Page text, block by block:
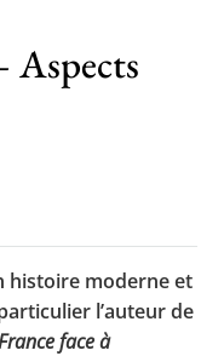
Aspects
histoire moderne et
l’auteur de
face à